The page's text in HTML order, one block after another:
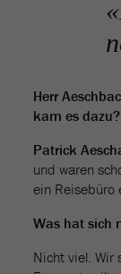
Herr
kam es dazu?
Patrick
und waren
ein Reisebüro
Was hat sich
Nicht viel. Wir